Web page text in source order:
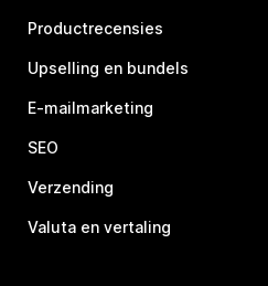
Productrecensies
Upselling en bundels
E-mailmarketing
SEO
Verzending
Valuta en vertaling